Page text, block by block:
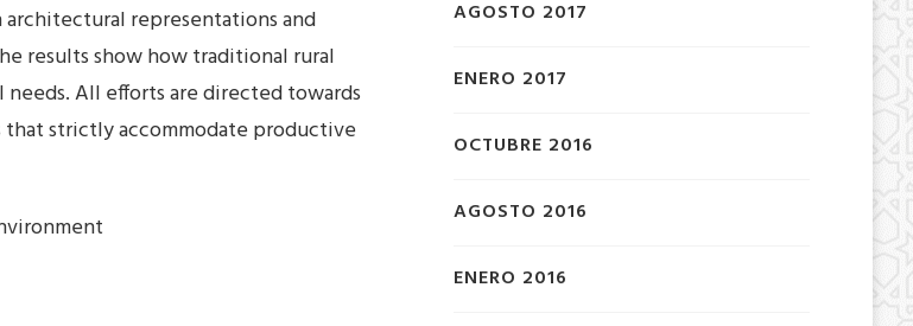
representations and
results show how traditional rural
All efforts are directed towards
strictly accommodate productive
AGOSTO 2017
ENERO 2017
OCTUBRE 2016
AGOSTO 2016
ENERO 2016